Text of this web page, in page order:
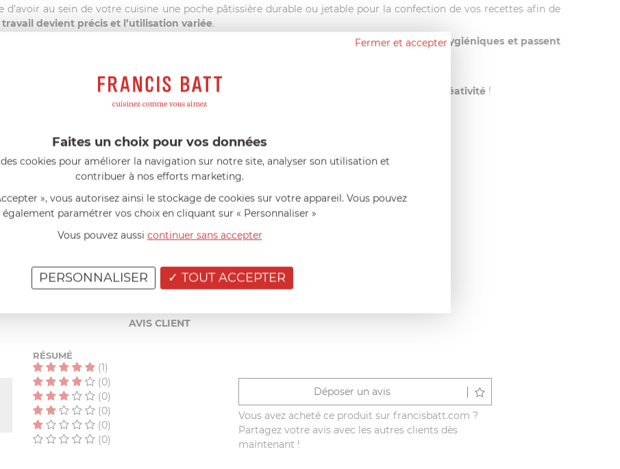
d’avoir au sein de votre cuisine une poche pâtissière durable ou jetable pour la confection de vos recettes afin de
travail devient précis et l’utilisation variée.
. Elles sont également trèshygiéniques et passent
poches pâtissièresdurables ou jetables de la marque De Buyer,
des
formes de douilles variées et originales liberer votre créativité !
AIDE AU CHOIX
AVIS CLIENT
RÉSUMÉ
(1)
(0)
(0)
(0)
(0)
(0)
Déposer un avis
Vous avez acheté ce produit sur francisbatt.com ?
Partagez votre avis avec les autres clients dès
maintenant !
Fermer et accepter
Faites un choix pour vos données
cookies pour améliorer la navigation sur notre site, analyser son utilisation et
contribuer à nos efforts marketing.
», vous autorisez ainsi le stockage de cookies sur votre appareil. Vous pouvez
également paramétrer vos choix en cliquant sur « Personnaliser »
Vous pouvez aussi continuer sans accepter
TOUT ACCEPTER
PERSONNALISER